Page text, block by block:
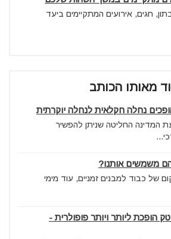
חגים, אירועים המתקיימים ביעד
מאותו הכותב
נחלה חקלאית לנחלה יוקרתית
המדינה החליטה שניתן להפשיר
משמשים אותנו?
של כבוד למבנים זמניים, עוד מימי
הופכת ליותר ויותר פופולרית -